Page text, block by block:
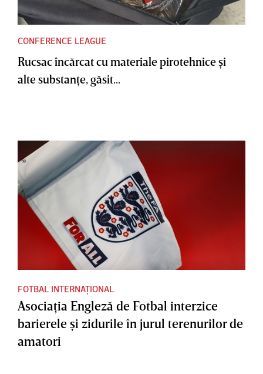
CONFERENCE LEAGUE
Rucsac încărcat cu materiale pirotehnice şi
alte substanţe, găsit...
FOTBAL INTERNAȚIONAL
Asociaţia Engleză de Fotbal interzice
barierele şi zidurile în jurul terenurilor de
amatori